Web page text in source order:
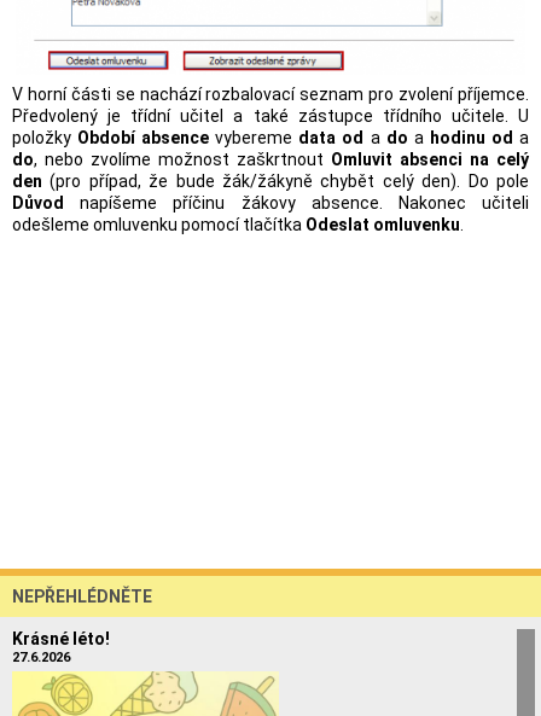
V horní části se nachází rozbalovací seznam pro zvolení příjemce.
Předvolený je třídní učitel a také zástupce třídního učitele. U
položky Období absence vybereme data od a do a hodinu od a
do, nebo zvolíme možnost zaškrtnout Omluvit absenci na celý
den (pro případ, že bude žák/žákyně chybět celý den). Do pole
Důvod
napíšeme příčinu žákovy absence. Nakonec učiteli
odešleme omluvenku pomocí tlačítka Odeslat omluvenku
NEPŘEHLÉDNĚTE
Krásné léto!
27.6.2026